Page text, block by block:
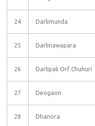
24 Darlimunda
25 Darlinawapara
26 Darlipali Orf Chuhuri
27 Deogaon
28 Dhanora